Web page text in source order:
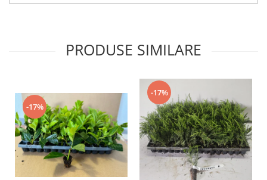
PRODUSE SIMILARE
-17%
-17%